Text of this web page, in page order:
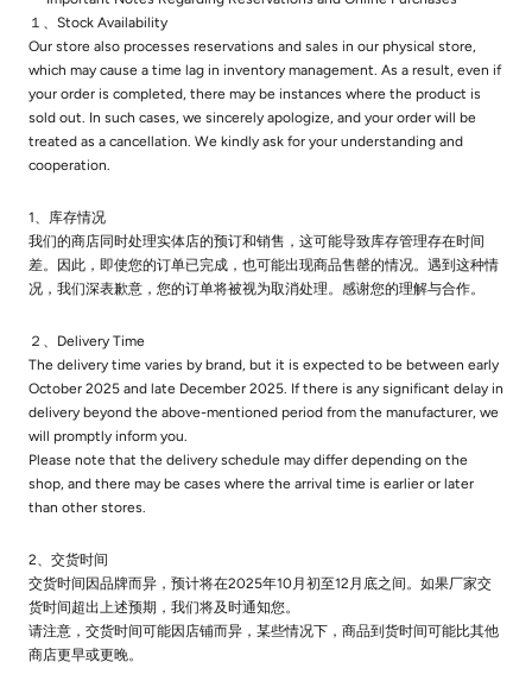
１、Stock Availability
Our store also processes reservations and sales in our physical store,
which may cause a time lag in inventory management. As a result, even if
your order is completed, there may be instances where the product is
sold out. In such cases, we sincerely apologize, and your order will be
treated as a cancellation. We kindly ask for your understanding and
cooperation.
1、库存情况
我们的商店同时处理实体店的预订和销售，这可能导致库存管理存在时间
差。因此，即使您的订单已完成，也可能出现商品售罄的情况。遇到这种情
况，我们深表歉意，您的订单将被视为取消处理。感谢您的理解与合作。
２、Delivery Time
The delivery time varies by brand, but it is expected to be between early
October 2025 and late December 2025. If there is any significant delay in
delivery beyond the above-mentioned period from the manufacturer, we
will promptly inform you.
Please note that the delivery schedule may differ depending on the
shop, and there may be cases where the arrival time is earlier or later
than other stores.
2、交货时间
交货时间因品牌而异，预计将在2025年10月初至12月底之间。如果厂家交
货时间超出上述预期，我们将及时通知您。
请注意，交货时间可能因店铺而异，某些情况下，商品到货时间可能比其他
商店更早或更晚。